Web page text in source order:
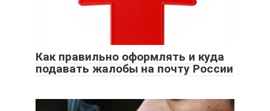
Как правильно оформлять и куда
подавать жалобы на почту России